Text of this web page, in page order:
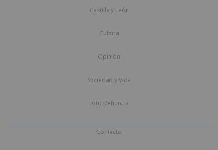
Castilla y León
Cultura
Opinión
Sociedad y Vida
Foto Denuncia
Contacto